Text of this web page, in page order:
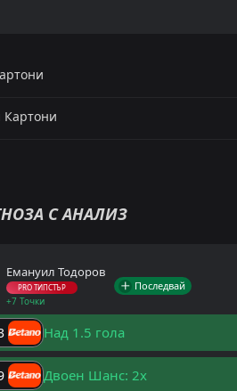
С АНАЛИЗ
Емануил Тодоров
PRO ТИПСТЪР
+7 Точки
Последвай
Над 1.5 гола
Двоен Шанс: 2x